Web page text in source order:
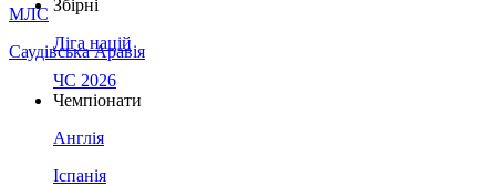
МЛС
Саудівська Аравія
Збірні
Ліга націй
ЧС 2026
Чемпіонати
Англія
Іспанія